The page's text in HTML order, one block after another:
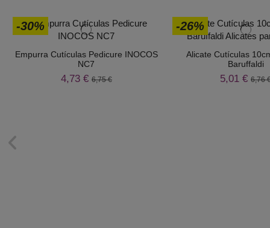
-30%
Empurra Cutículas Pedicure INOCOS
NC7
4,73 € 6,75 €
-26%
Alicate Cutículas
Baruffaldi
5,01 €6,76